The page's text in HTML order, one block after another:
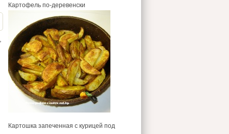
Картофель по-деревенски
Картошка запеченная с курицей под